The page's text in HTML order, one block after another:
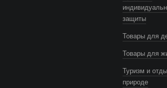
защиты
Товары для
Товары для
Туризм и
природе